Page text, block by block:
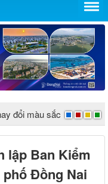
đổi màu sắc
lập Ban Kiểm
Đồng Nai